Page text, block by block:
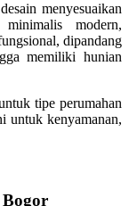
menyesuaikan
modern,
dipandang
memiliki hunian
tipe perumahan
untuk kenyamanan,
Bogor